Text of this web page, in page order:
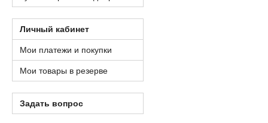
Личный кабинет
Мои платежи и покупки
Мои товары в резерве
Задать вопрос